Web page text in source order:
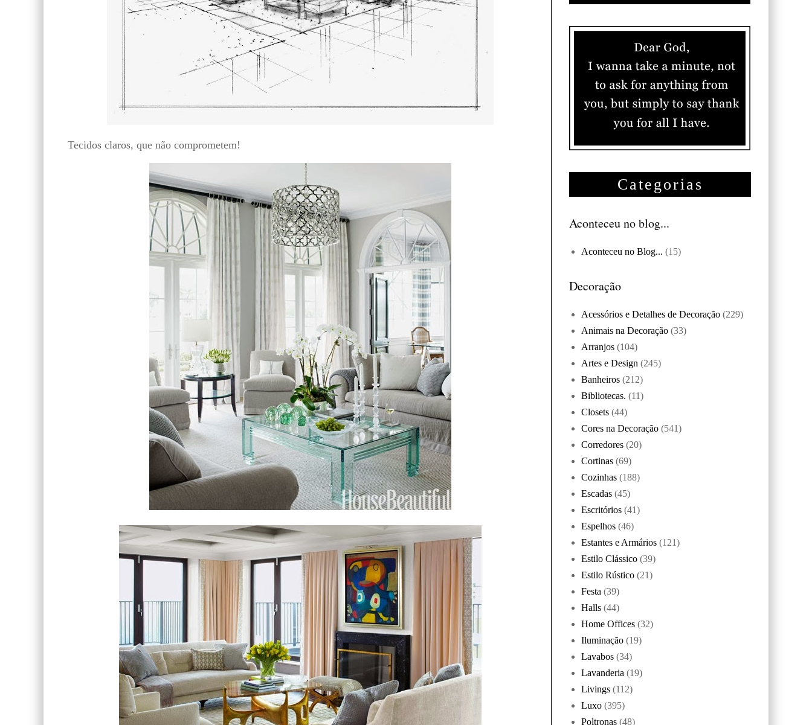
Tecidos claros, que não comprometem!
Categorias
Aconteceu no blog...
Aconteceu no Blog... (15)
Decoração
Acessórios e Detalhes de Decoração (229)
Animais na Decoração (33)
Arranjos (104)
Artes e Design (245)
Banheiros (212)
Bibliotecas. (11)
Closets (44)
Cores na Decoração (541)
Corredores (20)
Cortinas (69)
Cozinhas (188)
Escadas (45)
Escritórios (41)
Espelhos (46)
Estantes e Armários (121)
Estilo Clássico (39)
Estilo Rústico (21)
Festa (39)
Halls (44)
Home Offices (32)
Iluminação (19)
Lavabos (34)
Lavanderia (19)
Livings (112)
Luxo (395)
Poltronas (48)